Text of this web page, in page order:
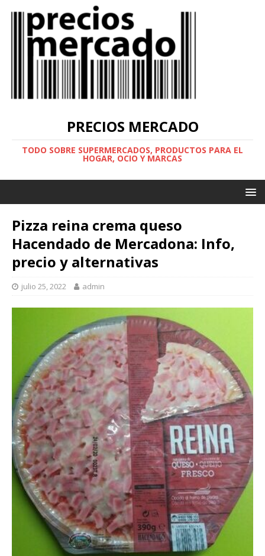
PRECIOS MERCADO
TODO SOBRE SUPERMERCADOS, PRODUCTOS PARA EL
HOGAR, OCIO Y MARCAS
Pizza reina crema queso
Hacendado de Mercadona: Info,
precio y alternativas
julio 25, 2022 admin